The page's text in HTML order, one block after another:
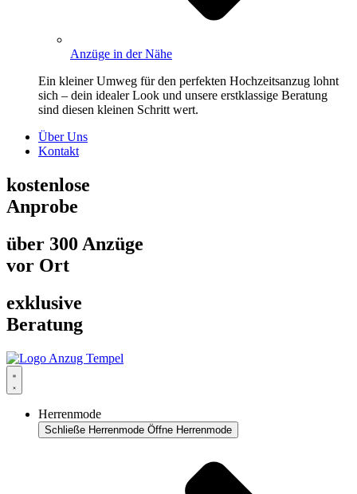
Anzüge in der Nähe
Ein kleiner Umweg für den perfekten Hochzeitsanzug lohnt
sich – dein idealer Look und unsere erstklassige Beratung
sind diesen kleinen Schritt wert.
Über Uns
Kontakt
kostenlose
Anprobe
über 300 Anzüge
vor Ort
exklusive
Beratung
Herrenmode
Schließe Herrenmode Öffne Herrenmode